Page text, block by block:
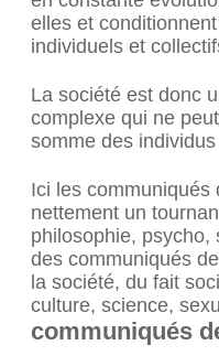
elles et
individuels et
La société est donc
complexe qui ne
somme des
Ici les communiqués
nettement un
philosophie, psycho,
des communiqués
la société, du fait
culture, science,
communiqués